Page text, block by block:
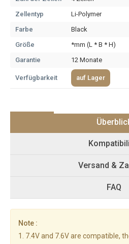
Zellentyp
Li-Polymer
Farbe
Black
Größe
*mm (L * B * H)
Garantie
12 Monate
Verfügbarkeit auf Lager
Versand &
FAQ
Note :
1. 7.4V and 7.6V are compatible,